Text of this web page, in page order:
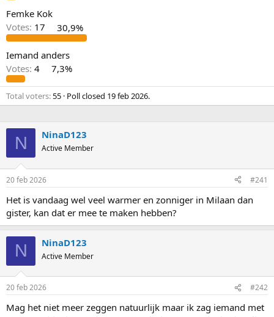
Femke Kok
Votes: 17 30,9%
Iemand anders
Votes: 4 7,3%
Total voters 55 Poll closed 19 feb 2026.
N NinaD123
Active Member
20 feb 2026 #241
Het is vandaag wel veel warmer en zonniger in Milaan dan
gister, kan dat er mee te maken hebben?
N NinaD123
Active Member
20 feb 2026 #242
Mag het niet meer zeggen natuurlijk maar ik zag iemand met